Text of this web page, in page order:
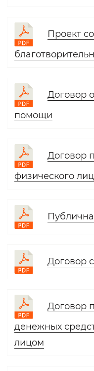
Проект
Договор
помощи
Договор
физического
Договор
Договор
денежных
лицом